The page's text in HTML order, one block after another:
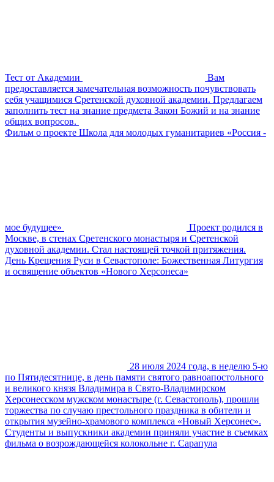
Тест от Академии
Вам
предоставляется замечательная возможность почувствовать
себя учащимися Сретенской духовной академии. Предлагаем
заполнить тест на знание предмета Закон Божий и на знание
общих вопросов. ⁠
Фильм о проекте Школа для молодых гуманитариев «Россия -
мое будущее»
Проект родился в
Москве, в стенах Сретенского монастыря и Сретенской
духовной академии. Стал настоящей точкой притяжения.
День Крещения Руси в Севастополе: Божественная Литургия
и освящение объектов «Нового Херсонеса»
28 июля 2024 года, в неделю 5-ю
по Пятидесятнице, в день памяти святого равноапостольного
и великого князя Владимира в Свято-Владимирском
Херсонесском мужском монастыре (г. Севастополь), прошли
торжества по случаю престольного праздника в обители и
открытия музейно-храмового комплекса «Новый Херсонес».
Студенты и выпускники академии приняли участие в съемках
фильма о возрождающейся колокольне г. Сарапула